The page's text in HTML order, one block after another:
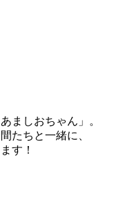
ましおちゃん」。
たちと一緒に、
す！